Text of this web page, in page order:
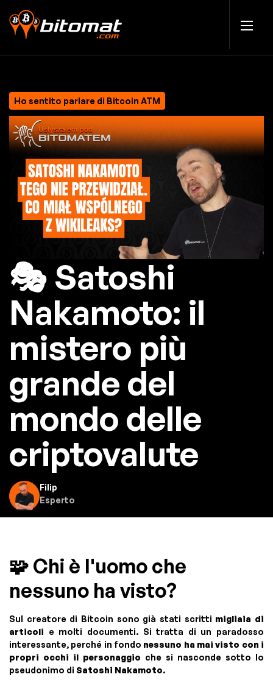
Ho sentito parlare di Bitcoin ATM
🎭 Satoshi
Nakamoto: il
mistero più
grande del
mondo delle
criptovalute
Filip
Esperto
🧩 Chi è l'uomo che
nessuno ha visto?
Sul creatore di Bitcoin sono già stati scritti migliaia di
articoli e molti documenti. Si tratta di un paradosso
interessante, perché in fondo nessuno ha mai visto con i
propri occhi il personaggio che si nasconde sotto lo
pseudonimo di Satoshi Nakamoto.